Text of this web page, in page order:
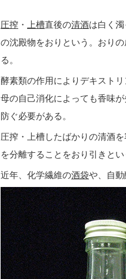
圧搾 ・ 上槽直後の清酒は白く
の沈殿物をおりという。おり
る。
酵素類の作用によりデキスト
母の自己消化によっても香味
防ぐ必要がある。
圧搾・上槽したばかりの清酒
を分離することをおり引きと
近年、化学繊維の酒袋や、自動